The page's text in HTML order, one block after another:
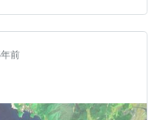
トに入っていきます。
トへ。入塾希望の方は
前